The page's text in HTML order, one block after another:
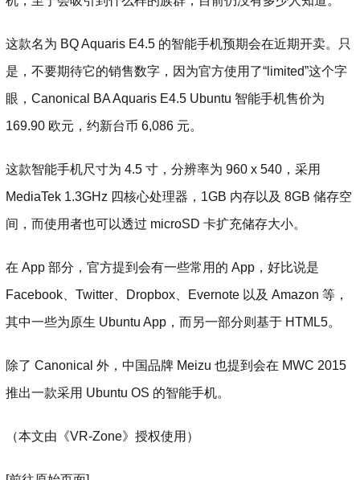
这款名为 BQ Aquaris E4.5 的智能手机预期会在近期开卖。只
是，不要期待它的销售数字，因为官方使用了“limited”这个字
眼，Canonical BA Aquaris E4.5 Ubuntu 智能手机售价为
169.90 欧元，约新台币 6,086 元。
这款智能手机尺寸为 4.5 寸，分辨率为 960 x 540，采用
MediaTek 1.3GHz 四核心处理器，1GB 内存以及 8GB 储存空
间，而使用者也可以透过 microSD 卡扩充储存大小。
在 App 部分，官方提到会有一些常用的 App，好比说是
Facebook、Twitter、Dropbox、Evernote 以及 Amazon 等，
其中一些为原生 Ubuntu App，而另一部分则基于 HTML5。
除了 Canonical 外，中国品牌 Meizu 也提到会在 MWC 2015
推出一款采用 Ubuntu OS 的智能手机。
（本文由《VR-Zone》授权使用）